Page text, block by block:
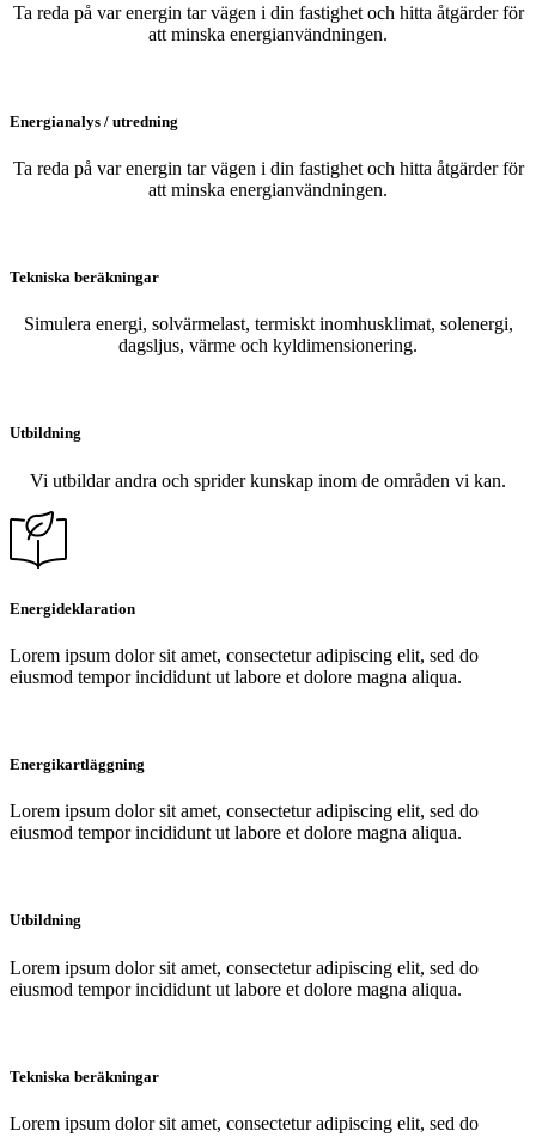
Ta reda på var energin tar vägen i din fastighet och hitta åtgärder för
att minska energianvändningen.
Energianalys / utredning
Ta reda på var energin tar vägen i din fastighet och hitta åtgärder för
att minska energianvändningen.
Tekniska beräkningar
Simulera energi, solvärmelast, termiskt inomhusklimat, solenergi,
dagsljus, värme och kyldimensionering.
Utbildning
Vi utbildar andra och sprider kunskap inom de områden vi kan.
Energideklaration
Lorem ipsum dolor sit amet, consectetur adipiscing elit, sed do
eiusmod tempor incididunt ut labore et dolore magna aliqua.
Energikartläggning
Lorem ipsum dolor sit amet, consectetur adipiscing elit, sed do
eiusmod tempor incididunt ut labore et dolore magna aliqua.
Utbildning
Lorem ipsum dolor sit amet, consectetur adipiscing elit, sed do
eiusmod tempor incididunt ut labore et dolore magna aliqua.
Tekniska beräkningar
Lorem ipsum dolor sit amet, consectetur adipiscing elit, sed do